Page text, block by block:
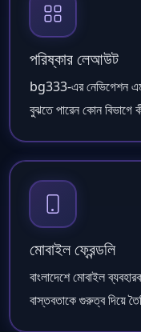
পরিষ্কার লেআউট
bg333-এর নেভিগেশন
বুঝতে পারেন কোন বিভাগে
মোবাইল ফ্রেন্ডলি
বাংলাদেশে মোবাইল
বাস্তবতাকে গুরুত্ব দিয়ে